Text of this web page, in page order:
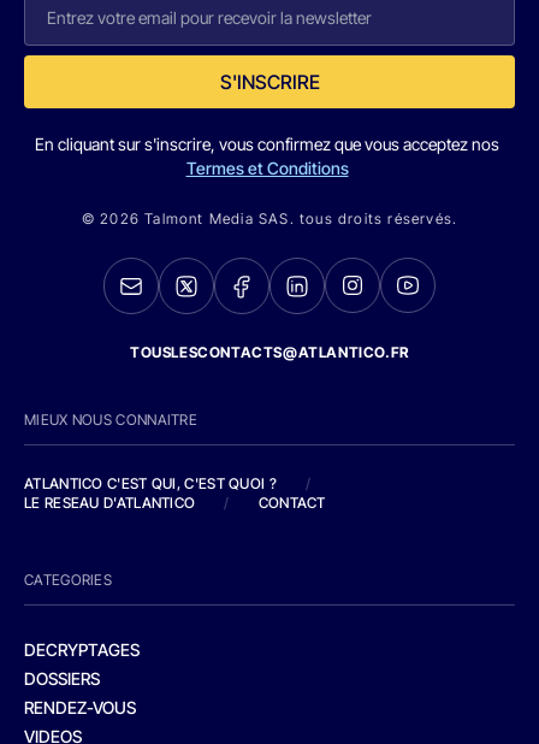
S'INSCRIRE
En cliquant sur s'inscrire, vous confirmez que vous acceptez nos
Termes et Conditions
© 2026 Talmont Media SAS. tous droits réservés.
TOUSLESCONTACTS@ATLANTICO.FR
MIEUX NOUS CONNAITRE
ATLANTICO C'EST QUI, C'EST QUOI ?
/
LE RESEAU D'ATLANTICO
/ CONTACT
CATEGORIES
DECRYPTAGES
DOSSIERS
RENDEZ-VOUS
VIDEOS